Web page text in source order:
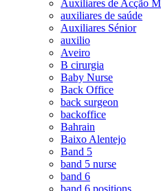
Auxiliares de Acção
auxiliares de saúde
Auxiliares Sénior
auxilio
Aveiro
B cirurgia
Baby Nurse
Back Office
back surgeon
backoffice
Bahrain
Baixo Alentejo
Band 5
band 5 nurse
band 6
band 6 positions